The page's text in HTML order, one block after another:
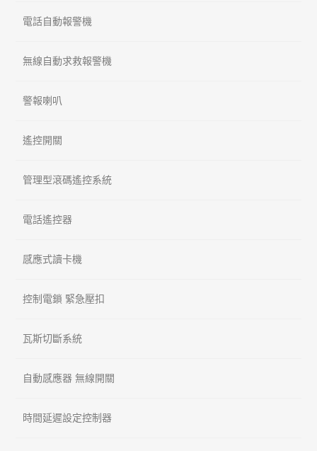
電話自動報警機
無線自動求救報警機
警報喇叭
遙控開關
管理型滾碼遙控系統
電話遙控器
感應式讀卡機
控制電鎖 緊急壓扣
瓦斯切斷系統
自動感應器 無線開關
時間延遲設定控制器